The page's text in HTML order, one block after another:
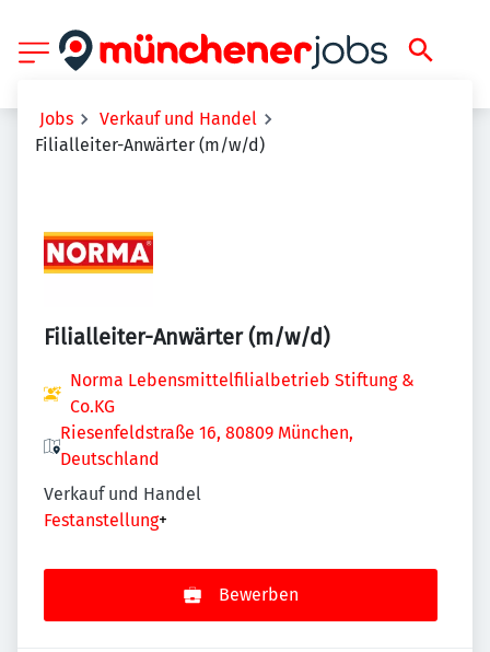
Jobs
Verkauf und Handel
Filialleiter-Anwärter (m/w/d)
Filialleiter-Anwärter (m/w/d)
Norma Lebensmittelfilialbetrieb Stiftung &
Co.KG
Riesenfeldstraße 16, 80809 München,
Deutschland
Verkauf und Handel
Festanstellung+
Bewerben